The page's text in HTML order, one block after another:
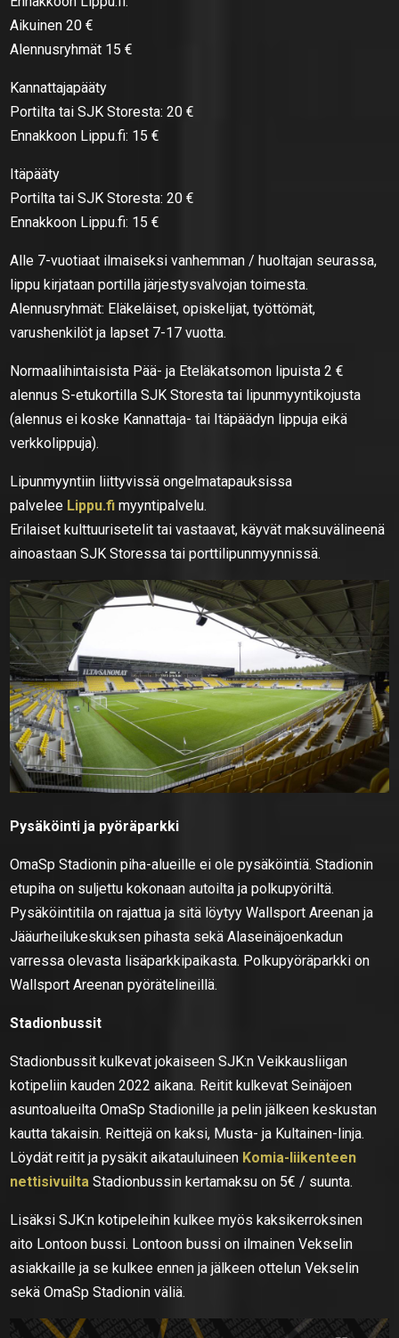
Aikuinen 20 €
Alennusryhmät 15 €
Kannattajapääty
Portilta tai SJK Storesta: 20 €
Ennakkoon Lippu.fi: 15 €
Itäpääty
Portilta tai SJK Storesta: 20 €
Ennakkoon Lippu.fi: 15 €
Alle 7-vuotiaat ilmaiseksi vanhemman / huoltajan seurassa,
lippu kirjataan portilla järjestysvalvojan toimesta.
Alennusryhmät: Eläkeläiset, opiskelijat, työttömät,
varushenkilöt ja lapset 7-17 vuotta.
Normaalihintaisista Pää- ja Eteläkatsomon lipuista 2 €
alennus S-etukortilla SJK Storesta tai lipunmyyntikojusta
(alennus ei koske Kannattaja- tai Itäpäädyn lippuja eikä
verkkolippuja).
Lipunmyyntiin liittyvissä ongelmatapauksissa
palvelee Lippu.fi myyntipalvelu.
Erilaiset kulttuurisetelit tai vastaavat, käyvät maksuvälineenä
ainoastaan SJK Storessa tai porttilipunmyynnissä.
Pysäköinti ja pyöräparkki
OmaSp Stadionin piha-alueille ei ole pysäköintiä. Stadionin
etupiha on suljettu kokonaan autoilta ja polkupyöriltä.
Pysäköintitila on rajattua ja sitä löytyy Wallsport Areenan ja
Jääurheilukeskuksen pihasta sekä Alaseinäjoenkadun
varressa olevasta lisäparkkipaikasta. Polkupyöräparkki on
Wallsport Areenan pyörätelineillä.
Stadionbussit
Stadionbussit kulkevat jokaiseen SJK:n Veikkausliigan
kotipeliin kauden 2022 aikana. Reitit kulkevat Seinäjoen
asuntoalueilta OmaSp Stadionille ja pelin jälkeen keskustan
kautta takaisin. Reittejä on kaksi, Musta- ja Kultainen-linja.
Löydät reitit ja pysäkit aikatauluineen Komia-liikenteen
nettisivuilta Stadionbussin kertamaksu on 5€ / suunta.
Lisäksi SJK:n kotipeleihin kulkee myös kaksikerroksinen
aito Lontoon bussi. Lontoon bussi on ilmainen Vekselin
asiakkaille ja se kulkee ennen ja jälkeen ottelun Vekselin
sekä OmaSp Stadionin väliä.